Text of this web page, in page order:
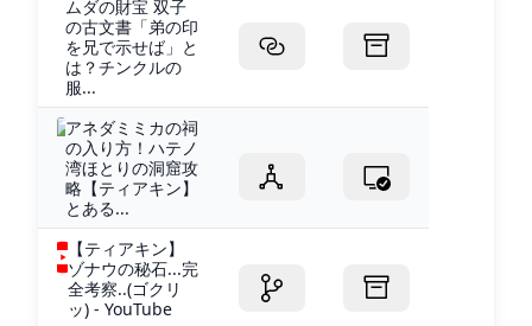
ムダの財宝 双子
の古文書「弟の印
を兄で示せば」と
は？チンクルの
服...
アネダミミカの祠
の入り方！ハテノ
湾ほとりの洞窟攻
略【ティアキン】
とある...
【ティアキン】
ゾナウの秘石...完
全考察..(ゴクリ
ッ) - YouTube